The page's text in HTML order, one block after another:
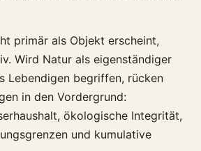
primär als Objekt erscheint,
Wird Natur als eigenständiger
Lebendigen begriffen, rücken
in den Vordergrund:
ökologische Integrität,
und kumulative